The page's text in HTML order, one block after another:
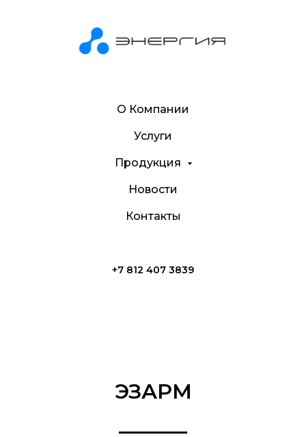
О Компании
Услуги
Продукция
Новости
Контакты
+7 812 407 3839
ЭЗАРМ